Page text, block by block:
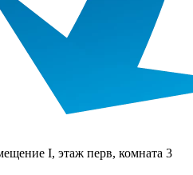
I, этаж перв, комната 3